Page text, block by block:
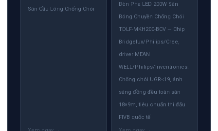
Sân Cầu Lông Chống Chói
Đèn Pha LED 200W Sân
Bóng Chuyền Chống Chói
TDLF-MKH200-BCV — Chip
Bridgelux/Philips/Cree,
driver MEAN
WELL/Philips/Inventronics.
Chống chói UGR<19, ánh
sáng đồng đều toàn sân
18×9m, tiêu chuẩn thi đấu
FIVB quốc tế